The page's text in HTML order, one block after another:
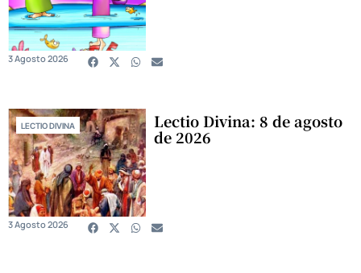
3 Agosto 2026
LECTIO DIVINA Lectio Divina: 8 de agosto
de 2026
3 Agosto 2026